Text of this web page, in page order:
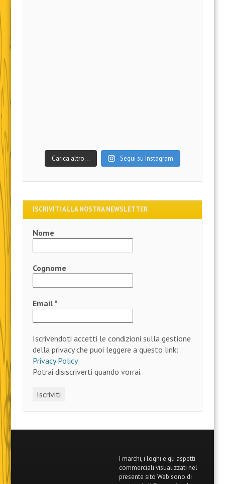
Carica altro… Segui su Instagram
ISCRIVITI ALLA NOSTRA NEWSLETTER
Nome
Cognome
Email *
Iscrivendoti accetti le condizioni sulla gestione
della privacy che puoi leggere a questo link:
Privacy Policy
Potrai disiscriverti quando vorrai.
I marchi, i loghi e gli aspetti
commerciali visualizzati nel
presente sito Web sono di